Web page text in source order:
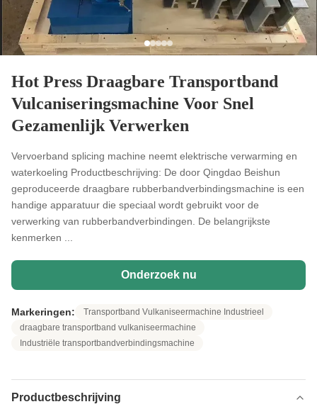
Hot Press Draagbare Transportband
Vulcaniseringsmachine Voor Snel
Gezamenlijk Verwerken
Vervoerband splicing machine neemt elektrische verwarming en
waterkoeling Productbeschrijving: De door Qingdao Beishun
geproduceerde draagbare rubberbandverbindingsmachine is een
handige apparatuur die speciaal wordt gebruikt voor de
verwerking van rubberbandverbindingen. De belangrijkste
kenmerken ...
Onderzoek nu
Markeringen:
Transportband Vulkaniseermachine Industrieel
draagbare transportband vulkaniseermachine
Industriële transportbandverbindingsmachine
Productbeschrijving